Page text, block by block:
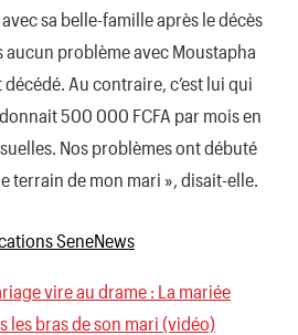
sa belle-famille après le décès
aucun problème avec Moustapha
Au contraire, c’est lui qui
500 000 FCFA par mois en
Nos problèmes ont débuté
terrain de mon mari », disait-elle.
vire au drame : La mariée
les bras de son mari (vidéo)